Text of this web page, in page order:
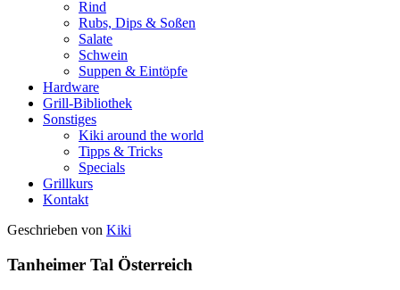
Rind
Rubs, Dips & Soßen
Salate
Schwein
Suppen & Eintöpfe
Hardware
Grill-Bibliothek
Sonstiges
Kiki around the world
Tipps & Tricks
Specials
Grillkurs
Kontakt
Geschrieben von Kiki
Tanheimer Tal Österreich